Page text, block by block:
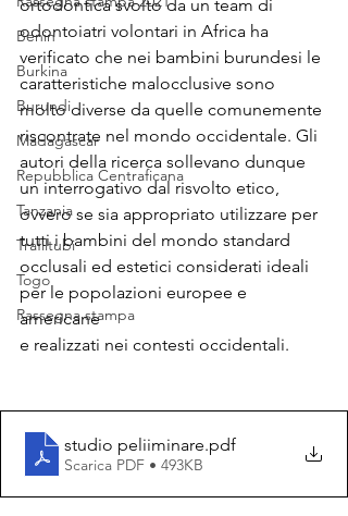
Benin
Burkina
Burundi
Madagascar
Repubblica Centraficana
Tanzania
Trafiltubi
Togo
Rassegna stampa
ortodontica svolto da un team di
odontoiatri volontari in Africa ha
verificato che nei bambini burundesi le
caratteristiche malocclusive sono
molto diverse da quelle comunemente
riscontrate nel mondo occidentale. Gli
autori della ricerca sollevano dunque
un interrogativo dal risvolto etico,
ovvero se sia appropriato utilizzare per
tutti i bambini del mondo standard
occlusali ed estetici considerati ideali
per le popolazioni europee e
americane
e realizzati nei contesti occidentali.
studio peliiminare.pdf
Scarica PDF • 493KB